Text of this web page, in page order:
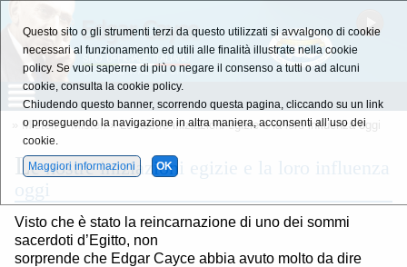
Misteri »Misteri » Le nostre iniziazioni egizie e la loro influenza oggi
Le nostre iniziazioni egizie e la loro influenza
oggi
Visto che è stato la reincarnazione di uno dei sommi
sacerdoti d’Egitto, non
sorprende che Edgar Cayce abbia avuto molto da dire
Questo sito o gli strumenti terzi da questo utilizzati si avvalgono di cookie
necessari al funzionamento ed utili alle finalità illustrate nella cookie
policy. Se vuoi saperne di più o negare il consenso a tutti o ad alcuni
cookie, consulta la cookie policy.
Chiudendo questo banner, scorrendo questa pagina, cliccando su un link
o proseguendo la navigazione in altra maniera, acconsenti all’uso dei
cookie.
Maggiori informazioni
OK